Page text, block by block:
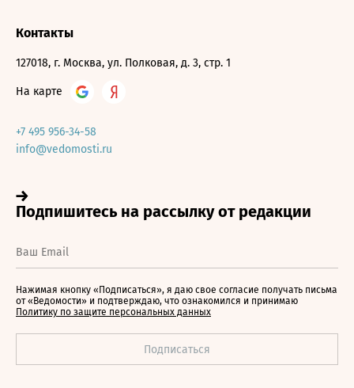
Контакты
127018, г. Москва, ул. Полковая, д. 3, стр. 1
На карте
+7 495 956-34-58
info@vedomosti.ru
Нажимая кнопку «Подписаться», я даю свое согласие получать письма
от «Ведомости» и подтверждаю, что ознакомился и принимаю
Политику по защите персональных данных